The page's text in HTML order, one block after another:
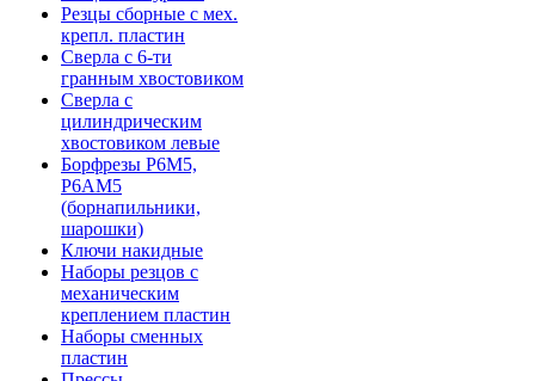
Резцы сборные с мех.
крепл. пластин
Сверла с 6-ти
гранным хвостовиком
Сверла с
цилиндрическим
хвостовиком левые
Борфрезы Р6М5,
Р6АМ5
(борнапильники,
шарошки)
Ключи накидные
Наборы резцов с
механическим
креплением пластин
Наборы сменных
пластин